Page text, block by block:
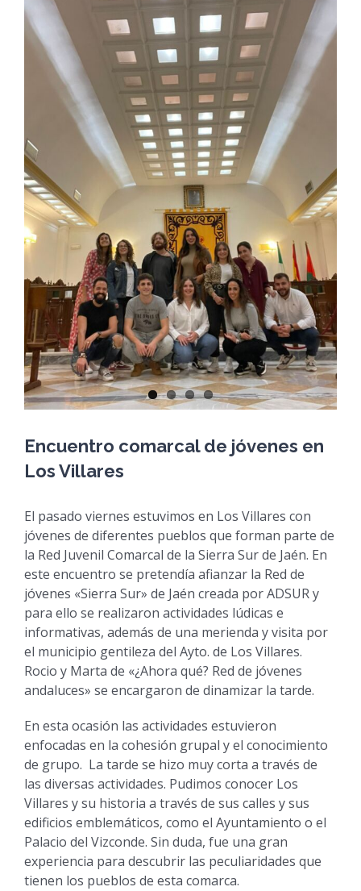
Larger
Image
Encuentro comarcal de jóvenes en
Los Villares
El pasado viernes estuvimos en Los Villares con
jóvenes de diferentes pueblos que forman parte de
la Red Juvenil Comarcal de la Sierra Sur de Jaén. En
este encuentro se pretendía afianzar la Red de
jóvenes «Sierra Sur» de Jaén creada por ADSUR y
para ello se realizaron actividades lúdicas e
informativas, además de una merienda y visita por
el municipio gentileza del Ayto. de Los Villares.
Rocio y Marta de «¿Ahora qué? Red de jóvenes
andaluces» se encargaron de dinamizar la tarde.
En esta ocasión las actividades estuvieron
enfocadas en la cohesión grupal y el conocimiento
de grupo. La tarde se hizo muy corta a través de
las diversas actividades. Pudimos conocer Los
Villares y su historia a través de sus calles y sus
edificios emblemáticos, como el Ayuntamiento o el
Palacio del Vizconde. Sin duda, fue una gran
experiencia para descubrir las peculiaridades que
tienen los pueblos de esta comarca.